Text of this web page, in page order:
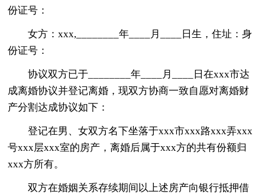
份证号：
女方：xxx,________年____月____日生，住址：身
份证号：
协议双方已于________年____月____日在xxx市达
成离婚协议并登记离婚，现双方协商一致自愿对离婚财
产分割达成协议如下：
登记在男、女双方名下坐落于xxx市xxx路xxx弄xxx
号xxx层xxx室的房产，离婚后属于xxx方的共有份额归
xxx方所有。
双方在婚姻关系存续期间以上述房产向银行抵押借